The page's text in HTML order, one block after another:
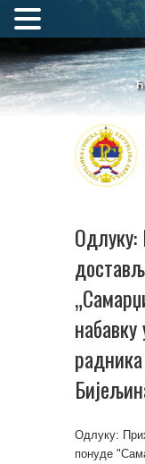
Одлуку:
Одлуку:
понуде